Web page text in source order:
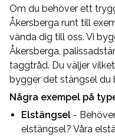
Om du behöver ett
Åkersberga runt till
vända dig till oss. Vi
Åkersberga,
taggtråd. Du väljer
bygger det stängsel du
Några exempel på
Elstängsel -
elstängsel? Våra